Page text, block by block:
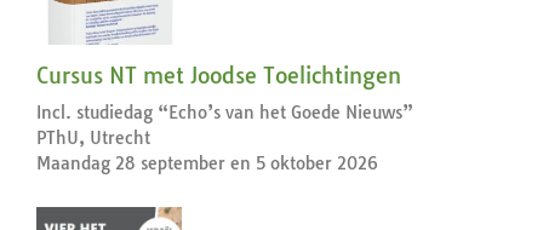
Cursus NT met Joodse Toelichtingen
Incl. studiedag “Echo’s van het Goede Nieuws”
PThU, Utrecht
Maandag 28 september en 5 oktober 2026